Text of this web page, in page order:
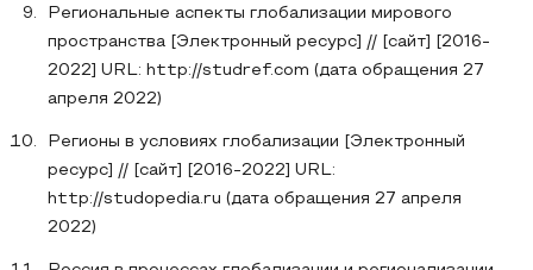
Региональные аспекты глобализации мирового
пространства [Электронный ресурс] // [сайт] [2016-
2022] URL: http://studref.com (дата обращения 27
апреля 2022)
Регионы в условиях глобализации [Электронный
ресурс] // [сайт] [2016-2022] URL:
http://studopedia.ru (дата обращения 27 апреля
2022)